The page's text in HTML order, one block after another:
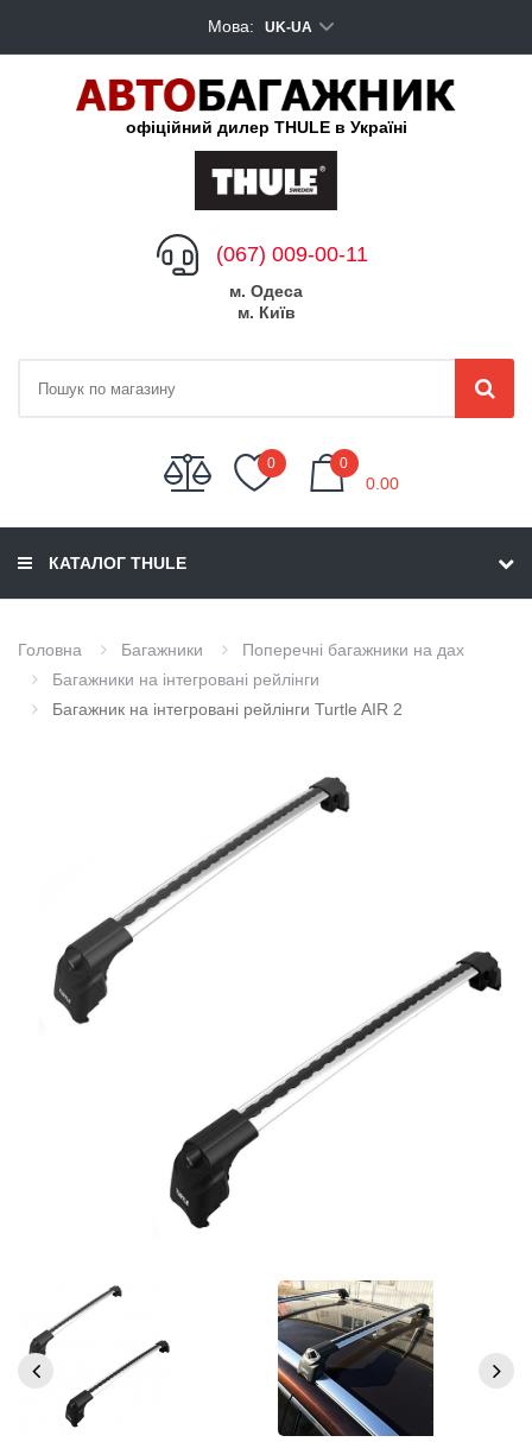
Мова: UK-UA
офіційний дилер THULE в Україні
(067) 009-00-11
м. Одеса
м. Київ
0 0
0.00
КАТАЛОГ THULE
Головна Багажники
Поперечні багажники на дах
Багажники на інтегровані рейлінги
Багажник на інтегровані рейлінги Turtle AIR 2